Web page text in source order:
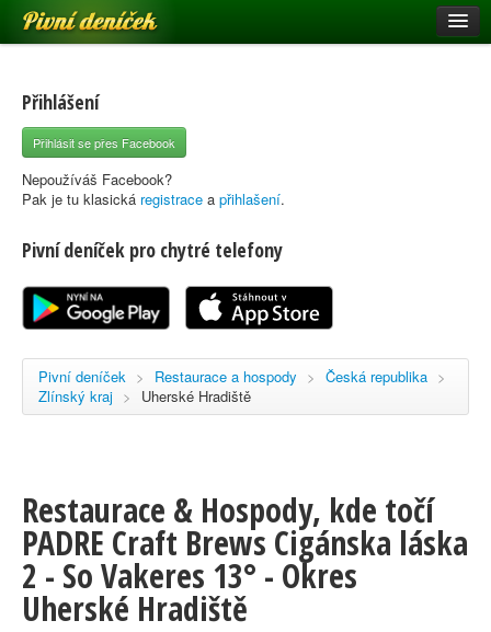
Pivní deníček
Pivní mapa
Pivní značky
Nápověda
Registrace
Přihlášení
Přihlásit se přes Facebook
Nepoužíváš Facebook?
Pak je tu klasická registrace a přihlašení.
Pivní deníček pro chytré telefony
Pivní deníček > Restaurace a hospody > Česká republika >
Zlínský kraj > Uherské Hradiště
Restaurace & Hospody, kde točí
PADRE Craft Brews Cigánska láska
2 - So Vakeres 13° - Okres
Uherské Hradiště